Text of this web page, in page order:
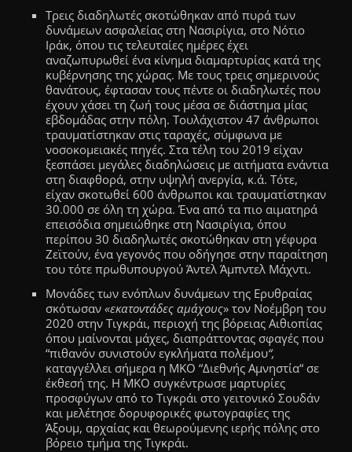
Τρεις διαδηλωτές σκοτώθηκαν από πυρά των
δυνάμεων ασφαλείας στη Νασιρίγια, στο Νότιο
Ιράκ, όπου τις τελευταίες ημέρες έχει
αναζωπυρωθεί ένα κίνημα διαμαρτυρίας κατά της
κυβέρνησης της χώρας. Με τους τρεις σημερινούς
θανάτους, έφτασαν τους πέντε οι διαδηλωτές που
έχουν χάσει τη ζωή τους μέσα σε διάστημα μίας
εβδομάδας στην πόλη. Τουλάχιστον 47 άνθρωποι
τραυματίστηκαν στις ταραχές, σύμφωνα με
νοσοκομειακές πηγές. Στα τέλη του 2019 είχαν
ξεσπάσει μεγάλες διαδηλώσεις με αιτήματα ενάντια
στη διαφθορά, στην υψηλή ανεργία, κ.ά. Τότε,
είχαν σκοτωθεί 600 άνθρωποι και τραυματίστηκαν
30.000 σε όλη τη χώρα. Ένα από τα πιο αιματηρά
επεισόδια σημειώθηκε στη Νασιρίγια, όπου
περίπου 30 διαδηλωτές σκοτώθηκαν στη γέφυρα
Ζεϊτούν, ένα γεγονός που οδήγησε στην παραίτηση
του τότε πρωθυπουργού Άντελ Άμπντελ Μάχντι.
Μονάδες των ενόπλων δυνάμεων της Ερυθραίας
σκότωσαν«εκατοντάδες αμάχους» τον Νοέμβρη του
2020 στην Τιγκράι, περιοχή της βόρειας Αιθιοπίας
όπου μαίνονται μάχες, διαπράττοντας σφαγές που
“πιθανόν συνιστούν εγκλήματα πολέμου“,
καταγγέλλει σήμερα η MKO“Διεθνής Αμνηστία“ σε
έκθεσή της. Η ΜΚΟ συγκέντρωσε μαρτυρίες
προσφύγων από το Τιγκράι στο γειτονικό Σουδάν
και μελέτησε δορυφορικές φωτογραφίες της
Άξουμ, αρχαίας και θεωρούμενης ιερής πόλης στο
βόρειο τμήμα της Τιγκράι.